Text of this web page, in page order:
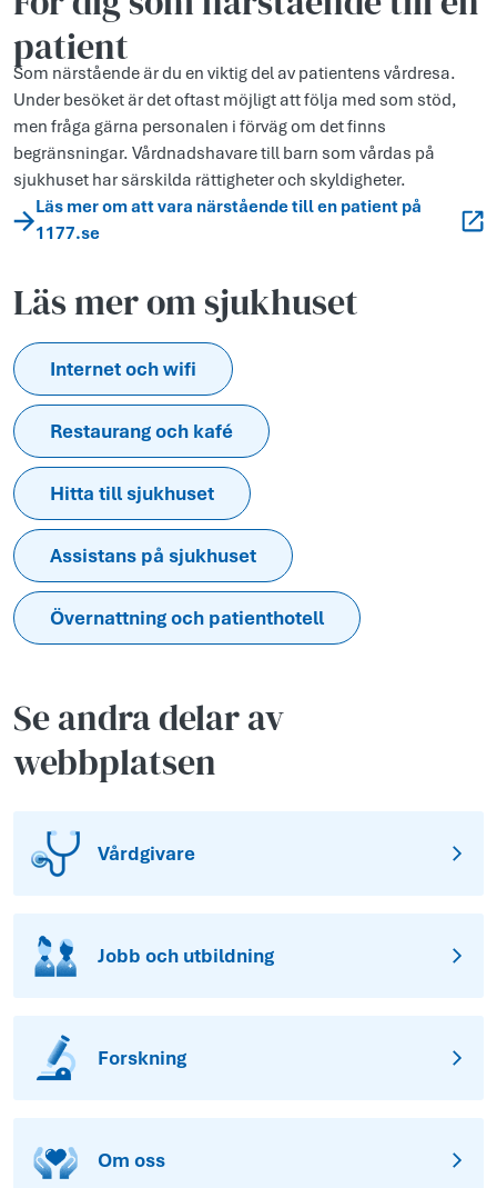
patient
Som närstående är du en viktig del av patientens vårdresa.
Under besöket är det oftast möjligt att följa med som stöd,
men fråga gärna personalen i förväg om det finns
begränsningar. Vårdnadshavare till barn som vårdas på
sjukhuset har särskilda rättigheter och skyldigheter.
Läs mer om att vara närstående till en patient på
1177.se
Läs mer om sjukhuset
Internet och wifi
Restaurang och kafé
Hitta till sjukhuset
Assistans på sjukhuset
Övernattning och patienthotell
Se andra delar av
webbplatsen
Vårdgivare
Jobb och utbildning
Forskning
Om oss